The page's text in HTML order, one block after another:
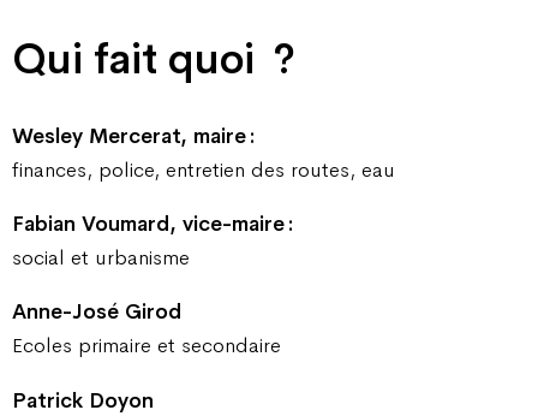
Qui fait quoi ?
Wesley Mercerat, maire :
finances, police, entretien des routes, eau
Fabian Voumard, vice-maire :
social et urbanisme
Anne-José Girod
Ecoles primaire et secondaire
Patrick Doyon